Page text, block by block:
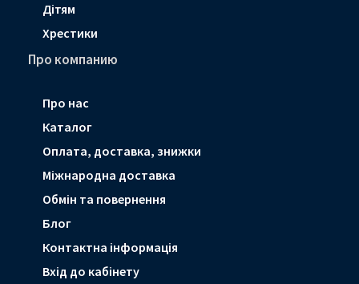
Дітям
Хрестики
Про компанию
Про нас
Каталог
Оплата, доставка, знижки
Мiжнародна доставка
Обмін та повернення
Блог
Контактна інформація
Вхід до кабінету